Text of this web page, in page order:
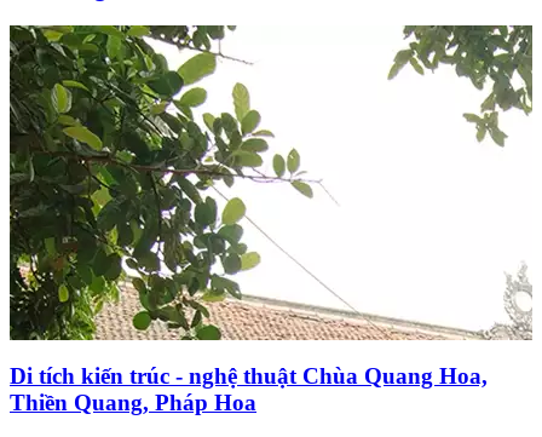
Di tích kiến trúc - nghệ thuật Chùa Quang Hoa,
Thiền Quang, Pháp Hoa